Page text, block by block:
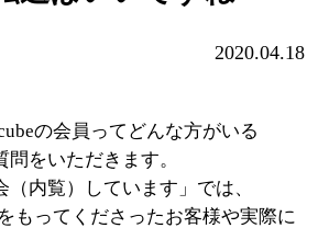
2020.04.18
の会員ってどんな方がいる
をいただきます。
（内覧）しています」では、
もってくださったお客様や実際に